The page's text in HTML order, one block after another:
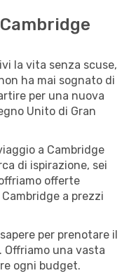
la vita senza scuse,
ha mai sognato di
per una nuova
Unito di Gran
a Cambridge
di ispirazione, sei
offerte
a prezzi
per prenotare il
Offriamo una vasta
ogni budget.